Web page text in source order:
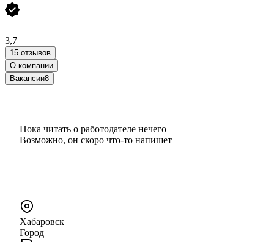
3,7
15 отзывов
О компании
Вакансии8
Пока читать о работодателе нечего
Возможно, он скоро что‑то напишет
Хабаровск
Город